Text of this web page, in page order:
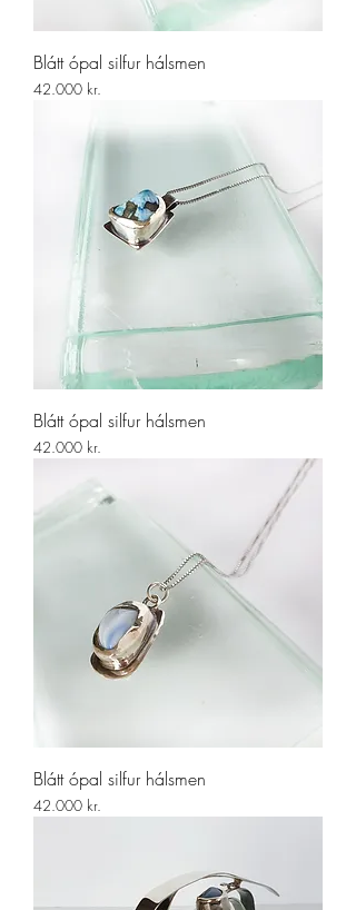
Blátt ópal silfur hálsmen
Price
42.000 kr.
Blátt ópal silfur hálsmen
Price
42.000 kr.
Blátt ópal silfur hálsmen
Price
42.000 kr.